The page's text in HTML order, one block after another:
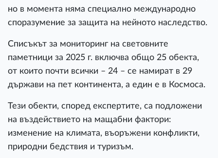
но в момента няма специално международно
споразумение за защита на нейното наследство.
Списъкът за мониторинг на световните
паметници за 2025 г. включва общо 25 обекта,
от които почти всички – 24 – се намират в 29
държави на пет континента, а един е в Космоса.
Тези обекти, според експертите, са подложени
на въздействието на мащабни фактори:
изменение на климата, въоръжени конфликти,
природни бедствия и туризъм.